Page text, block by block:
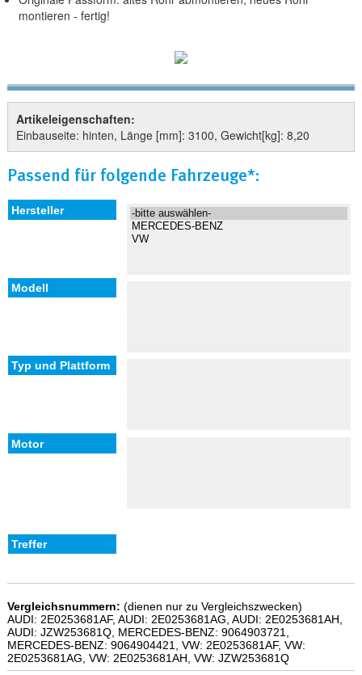
montieren - fertig!
Artikeleigenschaften:
Einbauseite: hinten, Länge [mm]: 3100, Gewicht[kg]: 8,20
Passend für folgende Fahrzeuge*:
Vergleichsnummern: (dienen nur zu Vergleichszwecken)
AUDI: 2E0253681AF, AUDI: 2E0253681AG, AUDI: 2E0253681AH,
AUDI: JZW253681Q, MERCEDES-BENZ: 9064903721,
MERCEDES-BENZ: 9064904421, VW: 2E0253681AF, VW:
2E0253681AG, VW: 2E0253681AH, VW: JZW253681Q